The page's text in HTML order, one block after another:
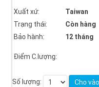
Xuất xứ:
Taiwan
Trạng thái:
Còn hàng
Bảo hành:
12 tháng
Điểm C.lượng:
Số lượng: Cho